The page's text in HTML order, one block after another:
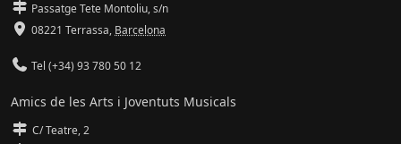
Passatge Tete Montoliu, s/n
08221 Terrassa, Barcelona
Tel (+34) 93 780 50 12
Amics de les Arts i Joventuts Musicals
C/ Teatre, 2